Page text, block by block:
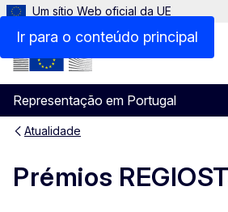
Ir para o conteúdo principal
Um sítio Web oficial da UE
Representação em Portugal
Menu
Atualidade
Prémios